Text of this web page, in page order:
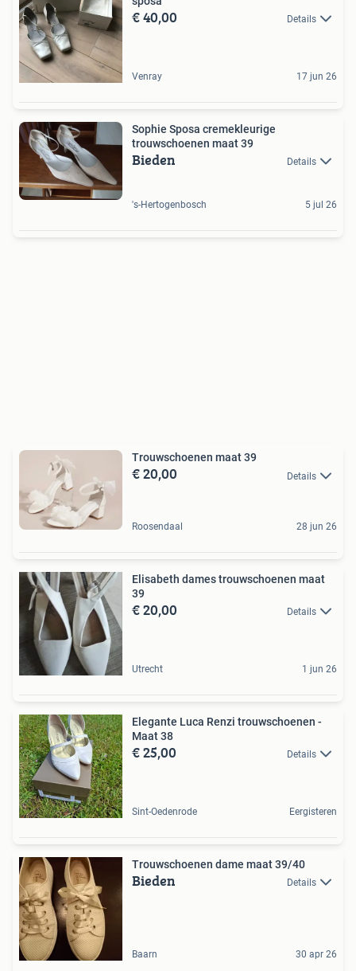
€ 40,00 Details
Venray 17 jun 26
Sophie Sposa cremekleurige
trouwschoenen maat 39
Bieden Details
's-Hertogenbosch 5 jul 26
Trouwschoenen maat 39
€ 20,00 Details
Roosendaal 28 jun 26
Elisabeth dames trouwschoenen maat
39
€ 20,00 Details
Utrecht 1 jun 26
Elegante Luca Renzi trouwschoenen -
Maat 38
€ 25,00 Details
Sint-Oedenrode Eergisteren
Trouwschoenen dame maat 39/40
Bieden Details
Baarn 30 apr 26